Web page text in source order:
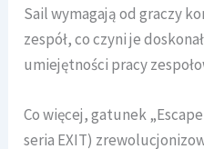
Sail wymagają od graczy
zespół, co czyni je
umiejętności pracy
Co więcej, gatunek
seria EXIT)